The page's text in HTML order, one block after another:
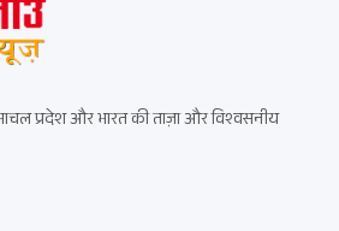
प्रदेश और भारत की ताज़ा और विश्वसनीय